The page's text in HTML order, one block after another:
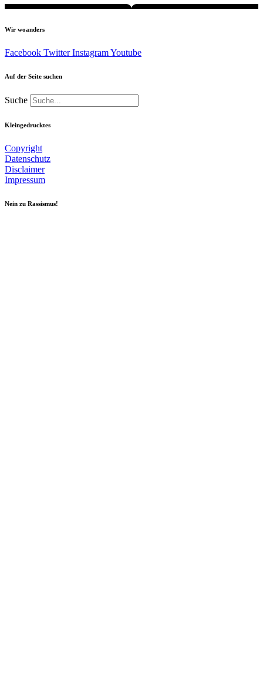
Wir woanders
Facebook Twitter InstagramYoutube
Auf der Seite suchen
Suche
Kleingedrucktes
Copyright
Datenschutz
Disclaimer
Impressum
Nein zu Rassismus!